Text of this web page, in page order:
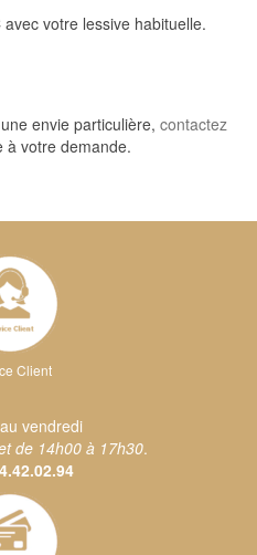
votre lessive habituelle.
envie particulière, contactez
à votre demande.
Client
vendredi
de 14h00 à 17h30.